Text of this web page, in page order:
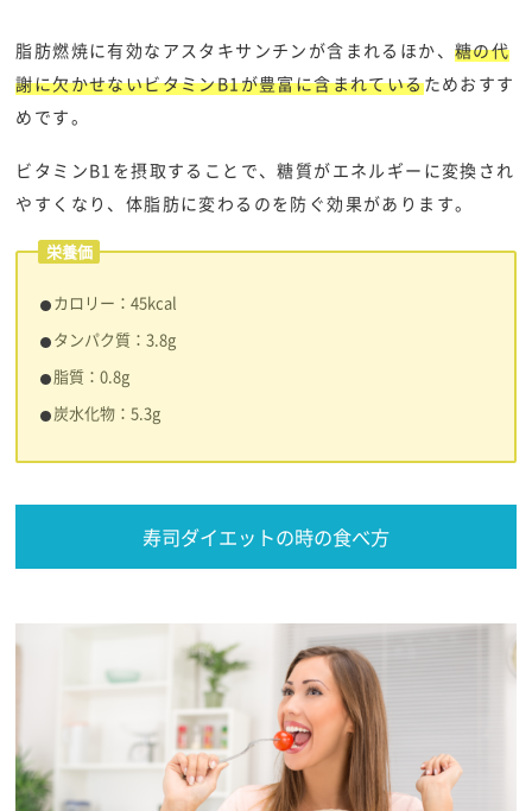
脂肪燃焼に有効なアスタキサンチンが含まれるほか、糖の代
謝に欠かせないビタミンB1が豊富に含まれているためおすす
めです。
ビタミンB1を摂取することで、糖質がエネルギーに変換され
やすくなり、体脂肪に変わるのを防ぐ効果があります。
栄養価
​​カロリー：45kcal
タンパク質：3.8g
脂質：0.8g
炭水化物：5.3g
寿司ダイエットの時の食べ方